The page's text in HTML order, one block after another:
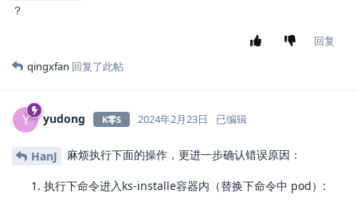
？
回复
qingxfan 回复了此帖
Y yudong K零S 2024年2月23日 已编辑
HanJ 麻烦执行下面的操作，更进一步确认错误原因：
执行下命令进入ks-installe容器内（替换下命令中 pod）: